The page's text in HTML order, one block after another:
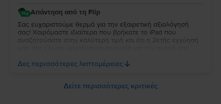
Απάντηση από τη Flip
Σας ευχαριστούμε θερμά για την εξαιρετική αξιολόγησή
σας! Χαιρόμαστε ιδιαίτερα που βρήκατε το iPad που
αναζητούσατε στην καλύτερη τιμή και ότι η 2ετής εγγύησή
να την απολαύσετε για πολύ καιρό.
Δες περισσότερες λεπτομέρειες
Δείτε περισσότερες κριτικές